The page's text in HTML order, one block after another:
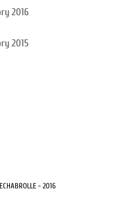
2016
2015
- 2016